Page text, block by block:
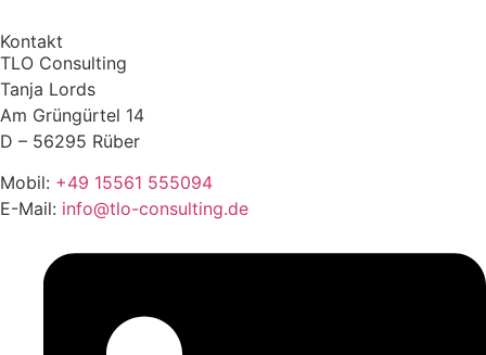
Kontakt
TLO Consulting
Tanja Lords
Am Grüngürtel 14
D – 56295 Rüber
Mobil: +49 15561 555094
E-Mail: info@tlo-consulting.de